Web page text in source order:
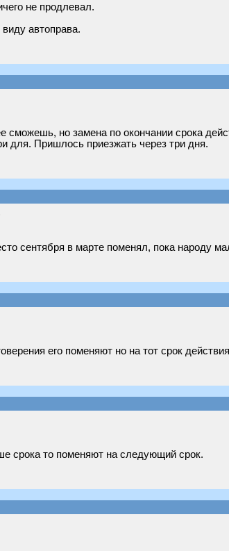
не продлевал.
автоправа.
но замена по окончании срока
для. Пришлось приезжать через три дня.
сентября в марте поменял, пока народу
его поменяют но на тот срок
срока то поменяют на следующий срок.